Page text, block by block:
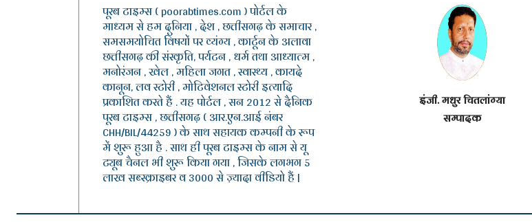
पूरब टाइम्स ( poorabtimes.com ) पोर्टल के
माध्यम से हम दुनिया , देश , छत्तीसगढ़ के समाचार ,
समसमयोचित विषयों पर व्यंग्य , कार्टून के अलावा
छत्तीसगढ़ की संस्कृति, पर्यटन , धर्म तथा आध्यात्म ,
मनोरंजन , खेल , महिला जगत , स्वास्थ्य , कायदे
कानून, लव स्टोरी , मोटिवेशनल स्टोरी इत्यादि
प्रकाशित करते हैं . यह पोर्टल , सन 2012 से दैनिक
पूरब टाइम्स , छत्तीसगढ़ ( आर.एन.आई नंबर
CHH/BIL/44259 ) के साथ सहायक कम्पनी के रूप
में शुरू हुआ है . साथ ही पूरब टाइम्स के नाम से यू
ट्यूब चैनल भी शुरू किया गया , जिसके लगभग 5
लाख सब्स्क्राइबर व 3000 से ज़्यादा वीडियो हैं |
इंजी. मधुर चितलांग्या
सम्पादक